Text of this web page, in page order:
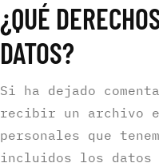
¿QUÉ
DATOS?
Si ha dejado
recibir un archivo
personales que
incluidos los datos